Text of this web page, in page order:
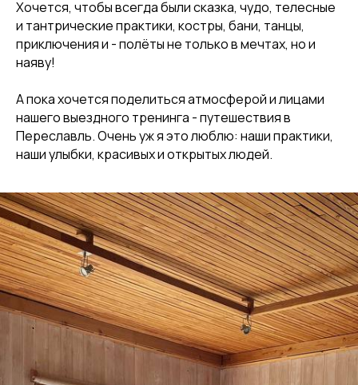
Хочется, чтобы всегда были сказка, чудо, телесные
и тантрические практики, костры, бани, танцы,
приключения и - полёты не только в мечтах, но и
наяву!
А пока хочется поделиться атмосферой и лицами
нашего выездного тренинга - путешествия в
Переславль. Очень уж я это люблю: наши практики,
наши улыбки, красивых и открытых людей.